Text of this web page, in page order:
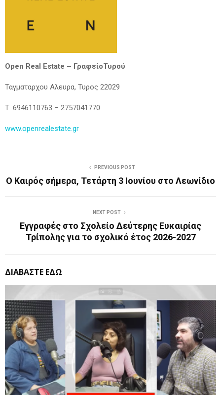
Open Real Estate – ΓραφείοΤυρού
Ταγματαρχου Αλευρα, Τυρος 22029
Τ. 6946110763 – 2757041770
www.openrealestate.gr
PREVIOUS POST
Ο Καιρός σήμερα, Τετάρτη 3 Ιουνίου στο Λεωνίδιο
NEXT POST
Εγγραφές στο Σχολείο Δεύτερης Ευκαιρίας
Τρίπολης για το σχολικό έτος 2026-2027
ΔΙΑΒΑΣΤΕ ΕΔΩ